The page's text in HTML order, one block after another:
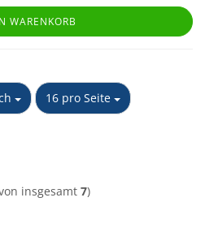
WARENKORB
16 pro Seite
pro Seite
insgesamt 7)